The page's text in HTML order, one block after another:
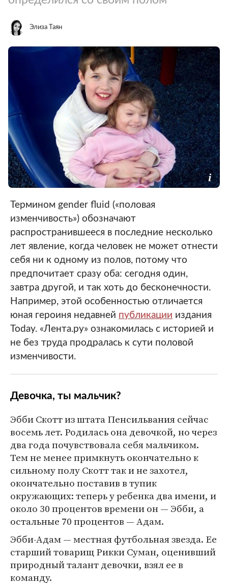
Элиза Таян
Термином gender fluid («половая
изменчивость») обозначают
распространившееся в последние несколько
лет явление, когда человек не может отнести
себя ни к одному из полов, потому что
предпочитает сразу оба: сегодня один,
завтра другой, и так хоть до бесконечности.
Например, этой особенностью отличается
юная героиня недавней публикации издания
Today. «Лента.ру» ознакомилась с историей и
не без труда продралась к сути половой
изменчивости.
Девочка, ты мальчик?
Эбби Скотт из штата Пенсильвания сейчас
восемь лет. Родилась она девочкой, но через
два года почувствовала себя мальчиком.
Тем не менее примкнуть окончательно к
сильному полу Скотт так и не захотел,
окончательно поставив в тупик
окружающих: теперь у ребенка два имени, и
около 30 процентов времени он — Эбби, а
остальные 70 процентов — Адам.
Эбби-Адам — местная футбольная звезда. Ее
старший товарищ Рикки Суман, оценивший
природный талант девочки, взял ее в
команду.